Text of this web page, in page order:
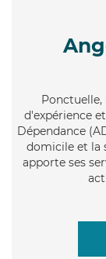
Ponctuelle,
d'expérience
Dépendance
domicile et la
apporte ses